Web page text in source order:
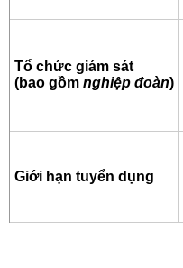
Tổ chức giám sát
(bao gồm nghiệp đoàn)
Giới hạn tuyển dụng